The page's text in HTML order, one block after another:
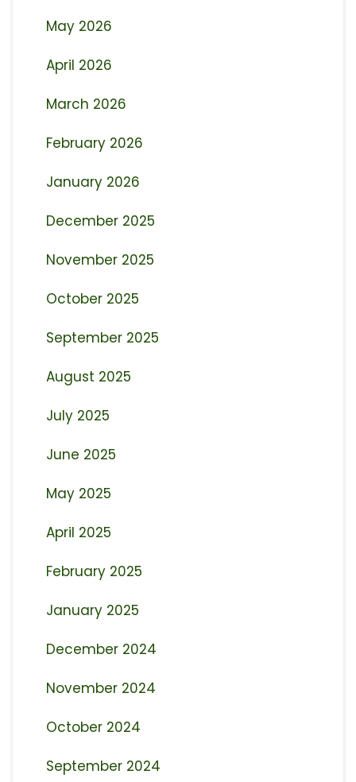
May 2026
April 2026
March 2026
February 2026
January 2026
December 2025
November 2025
October 2025
September 2025
August 2025
July 2025
June 2025
May 2025
April 2025
February 2025
January 2025
December 2024
November 2024
October 2024
September 2024